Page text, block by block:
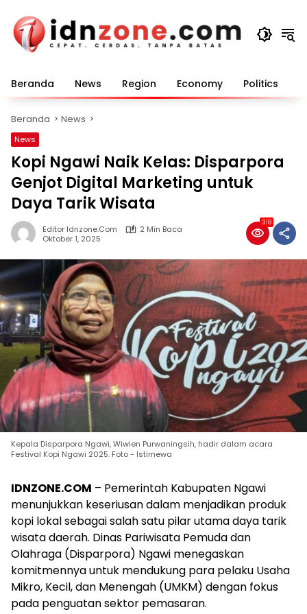
konten
Beranda News Region Economy Politics
Beranda News
News
Kopi Ngawi Naik Kelas: Disparpora
Genjot Digital Marketing untuk
Daya Tarik Wisata
Editor Idnzone.com
2 Min Baca
Oktober 1, 2025
318
Kepala Disparpora Ngawi, Wiwien Purwaningsih, hadir dalam acara
Festival Kopi Ngawi 2025. Foto - Istimewa
IDNZONE.COM – Pemerintah Kabupaten Ngawi
menunjukkan keseriusan dalam menjadikan produk
kopi lokal sebagai salah satu pilar utama daya tarik
wisata daerah. Dinas Pariwisata Pemuda dan
Olahraga (Disparpora) Ngawi menegaskan
komitmennya untuk mendukung para pelaku Usaha
Mikro, Kecil, dan Menengah (UMKM) dengan fokus
pada penguatan sektor pemasaran.